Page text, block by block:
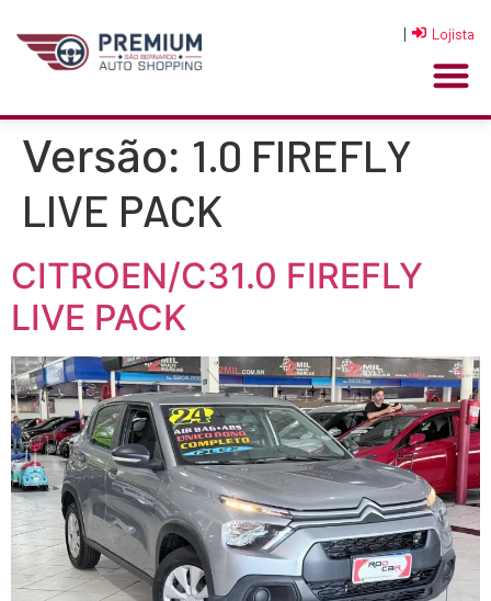
| Lojista
Versão: 1.0 FIREFLY
LIVE PACK
CITROEN/C31.0 FIREFLY
LIVE PACK